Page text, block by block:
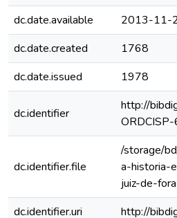
dc.date.available
2013-11-
dc.date.created
1768
dc.date.issued
1978
dc.identifier
http://
dc.identifier.file
/storage/
a-historia-
juiz-de-
dc.identifier.uri
http://